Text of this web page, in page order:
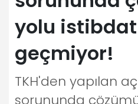
yolu
geçmiyor!
TKH'den yapılan
sorununda